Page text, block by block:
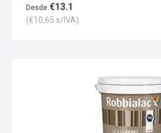
Desde €13.1
(€10,65 s/IVA)